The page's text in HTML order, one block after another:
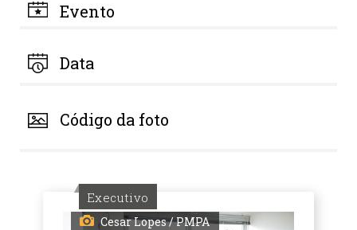
Evento
Data
Código da foto
Executivo
Cesar Lopes / PMPA